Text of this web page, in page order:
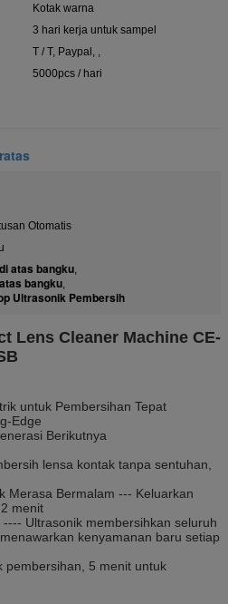
Kotak warna
3 hari kerja untuk sampel
T / T, Paypal, ,
5000pcs / hari
Otomatis
atas bangku,
bangku,
Ultrasonik Pembersih
Lens Cleaner Machine CE-
untuk Pembersihan Tepat
Edge
Berikutnya
lensa kontak tanpa sentuhan,
Merasa Bermalam --- Keluarkan
menit
Ultrasonik membersihkan seluruh
kenyamanan baru setiap
pembersihan, 5 menit untuk